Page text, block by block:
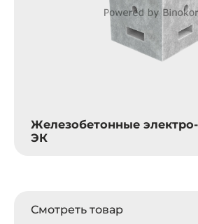
Железобетонные
ЭК
Смотреть товар